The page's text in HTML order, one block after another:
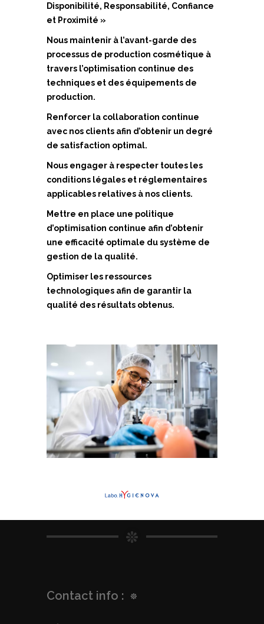
Disponibilité, Responsabilité, Confiance
et Proximité »
Nous maintenir à l’avant-garde des
processus de production cosmétique à
travers l’optimisation continue des
techniques et des équipements de
production.
Renforcer la collaboration continue
avec nos clients afin d’obtenir un degré
de satisfaction optimal.
Nous engager à respecter toutes les
conditions légales et réglementaires
applicables relatives à nos clients.
Mettre en place une politique
d’optimisation continue afin d’obtenir
une efficacité optimale du système de
gestion de la qualité.
Optimiser les ressources
technologiques afin de garantir la
qualité des résultats obtenus.
Contact info :